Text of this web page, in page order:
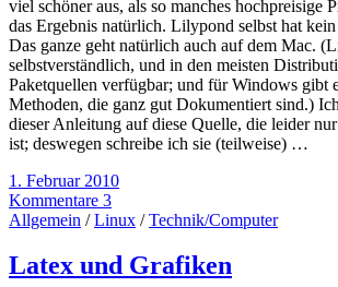
viel schöner aus, als so manches hochpreisige
das Ergebnis natürlich. Lilypond selbst hat
Das ganze geht natürlich auch auf dem Mac.
selbstverständlich, und in den meisten
Paketquellen verfügbar; und für Windows gibt
Methoden, die ganz gut Dokumentiert sind.)
dieser Anleitung auf diese Quelle, die leider
ist; deswegen schreibe ich sie (teilweise) …
1. Februar 2010
Kommentare 3
Allgemein /Linux /Technik/Computer
Latex und Grafiken